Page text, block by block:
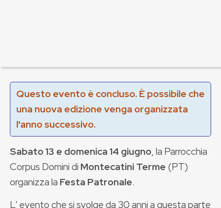
Questo evento è concluso. È possibile che
una nuova edizione venga organizzata
l'anno successivo.
Sabato 13 e domenica 14 giugno,la Parrocchia
Corpus Domini di Montecatini Terme (PT)
organizza la Festa Patronale.
L' evento che si svolge da 30 anni a questa parte